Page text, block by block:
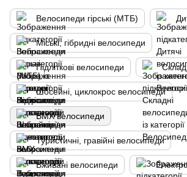
Велосипеди гірські (МТБ)
Міські, гібридні велосипеди
Підліткові велосипеди
Шосейні, циклокрос велосипеди
BMX велосипеди
Туристичні, гравійні велосипеди
Вживані велосипеди